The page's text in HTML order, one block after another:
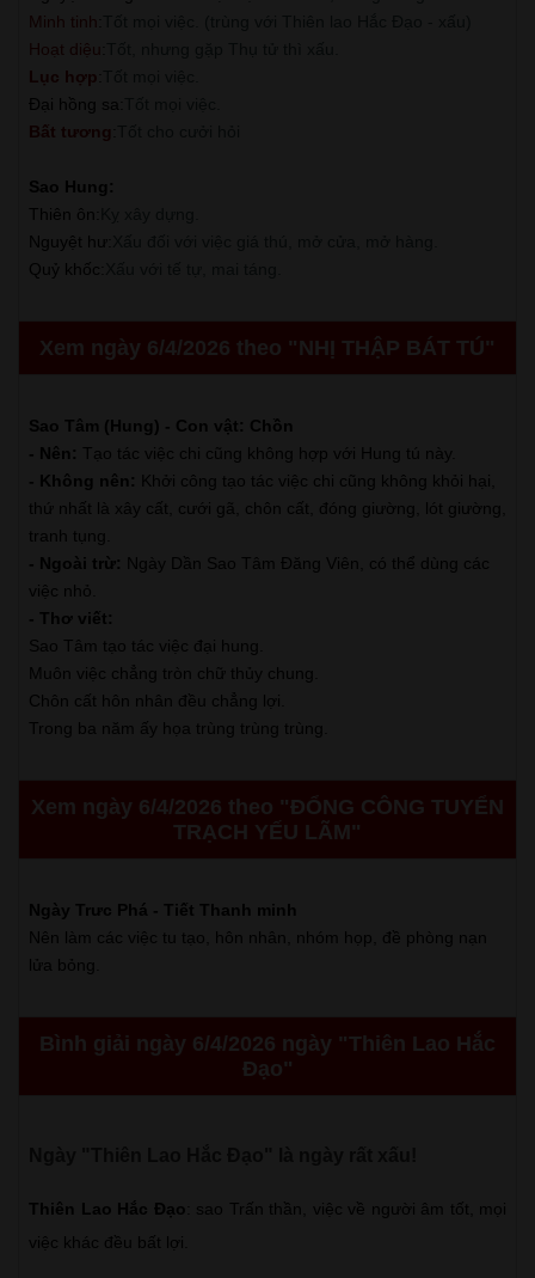
Minh tinh
Hoạt diệu
Lục hợp
Đại hồng sa
Bất tương
Sao Hung:
Thiên ôn
Nguyệt hư
Quỷ khốc
Xem ngày 6/4/2026 theo "NHỊ THẬP BÁT TÚ"
Sao Tâm (Hung) - Con vật: Chồn
- Nên: Tạo tác việc chi cũng không hợp với Hung tú này.
- Không nên: Khởi công tạo tác việc chi cũng không khỏi hại,
thứ nhất là xây cất, cưới gã, chôn cất, đóng giường, lót giường,
tranh tụng.
- Ngoài trừ: Ngày Dần Sao Tâm Đăng Viên, có thể dùng các
việc nhỏ.
- Thơ viết:
Sao Tâm tạo tác việc đại hung.
Muôn việc chẳng tròn chữ thủy chung.
Chôn cất hôn nhân đều chẳng lợi.
Trong ba năm ấy họa trùng trùng trùng.
Xem ngày 6/4/2026 theo "ĐỔNG CÔNG TUYỂN
TRẠCH YẾU LÃM"
Ngày Trưc Phá - Tiết Thanh minh
Nên làm các việc tu tạo, hôn nhân, nhóm họp, đề phòng nạn
lửa bỏng.
Bình giải ngày 6/4/2026 ngày "Thiên Lao Hắc
Đạo"
Thiên Lao Hắc Đạo : sao Trấn thần, việc về người âm tốt, mọi
việc khác đều bất lợi.